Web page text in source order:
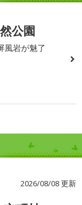
公園
風岩が魅了
2026/08/08 更新